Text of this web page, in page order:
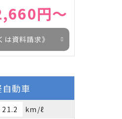
円～
は資料請求》
動車
21.2 km/ℓ